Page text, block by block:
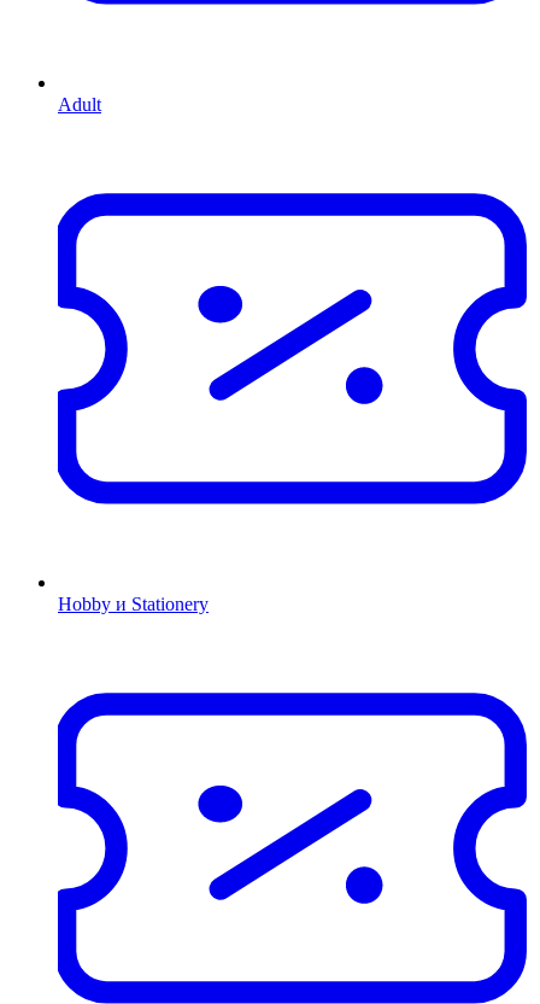
Adult
Hobby и Stationery